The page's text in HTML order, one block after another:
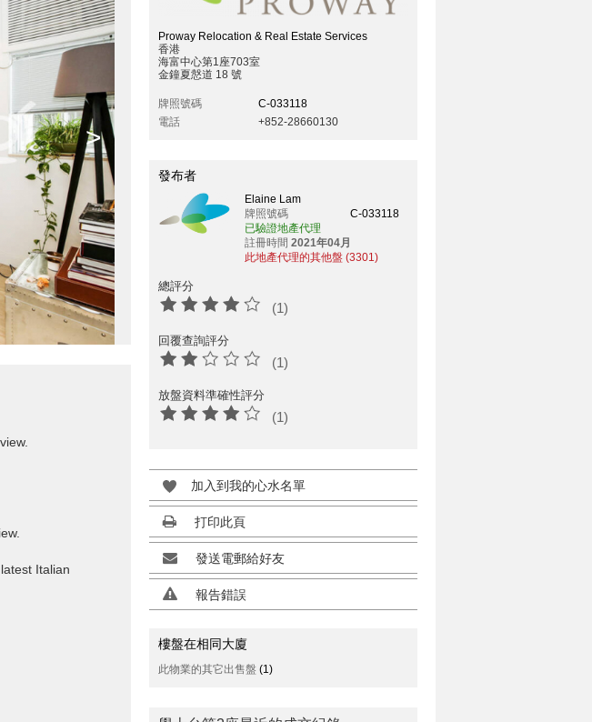
>
Italian
Proway Relocation & Real Estate Services
香港
海富中心第1座703室
金鐘夏慤道 18 號
牌照號碼
C-033118
電話
+852-28660130
發布者
Elaine Lam
牌照號碼
C-033118
已驗證地產代理
註冊時間 2021年04月
此地產代理的其他盤 (3301)
總評分
(1)
回覆查詢評分
(1)
放盤資料準確性評分
(1)
加入到我的心水名單
打印此頁
發送電郵給好友
報告錯誤
樓盤在相同大廈
此物業的其它出售盤 (1)